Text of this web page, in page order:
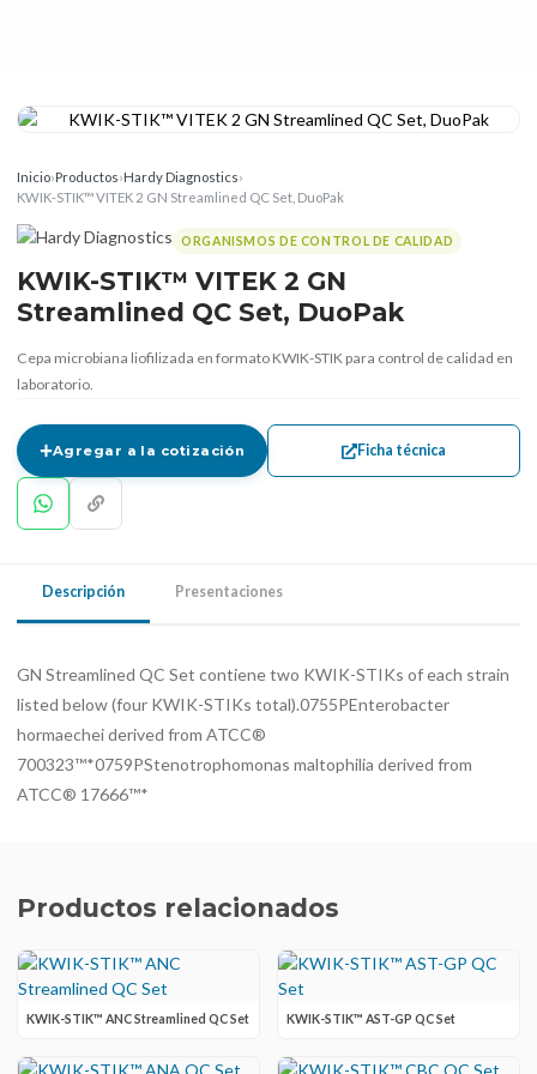
Inicio›Productos›Hardy Diagnostics›
KWIK-STIK™ VITEK 2 GN Streamlined QC Set, DuoPak
ORGANISMOS DE CONTROL DE CALIDAD
KWIK-STIK™ VITEK 2 GN
Streamlined QC Set, DuoPak
Cepa microbiana liofilizada en formato KWIK-STIK para control de calidad en
laboratorio.
Agregar a la cotización Ficha técnica
Descripción Presentaciones
GN Streamlined QC Set contiene two KWIK-STIKs of each strain
listed below (four KWIK-STIKs total).0755PEnterobacter
hormaechei derived from ATCC®
700323™*0759PStenotrophomonas maltophilia derived from
ATCC® 17666™*
Productos relacionados
KWIK-STIK™ ANC Streamlined QC Set KWIK-STIK™ AST-GP QC Set